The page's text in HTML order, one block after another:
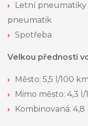
Letní pneumatiky
pneumatik
Spotřeba
Velkou předností
Město: 5,5 l/100 km
Mimo město: 4,3
Kombinovaná: 4,8